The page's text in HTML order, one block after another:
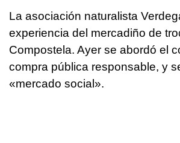
La asociación naturalista
experiencia del mercadiño de
Compostela. Ayer se abordó el
compra pública responsable, y
«mercado social».